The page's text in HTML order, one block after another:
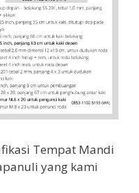
Tempat Mandi
yang kami